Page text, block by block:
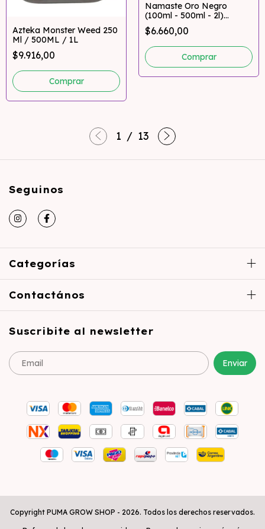
Azteka Monster Weed 250
Ml / 500ML / 1L
$9.916,00
Comprar
Namaste Oro Negro
(100ml - 500ml - 2l)
Pumagrowshop
$6.660,00
Comprar
1 / 13
Seguinos
Categorías
Contactános
Suscribite al newsletter
Copyright PUMA GROW SHOP - 2026. Todos los derechos reservados.